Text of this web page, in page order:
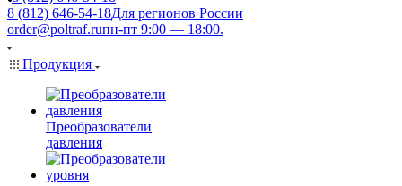
8 (812) 646-54-18Для регионов России
order@poltraf.ruпн-пт 9:00 — 18:00.
Продукция
Преобразователи
давления